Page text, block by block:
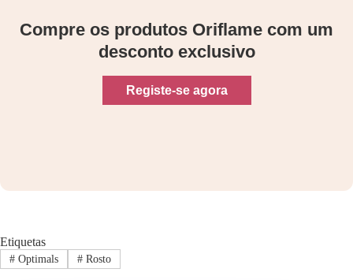
Compre os produtos Oriflame com um
desconto exclusivo
Registe-se agora
Etiquetas
#Optimals #Rosto